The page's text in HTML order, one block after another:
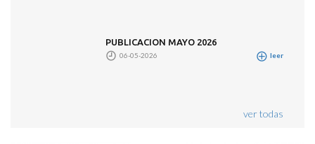
PUBLICACION MAYO 2026
06-05-2026 leer
ver todas